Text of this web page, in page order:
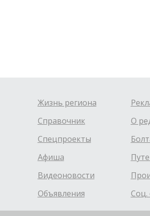
Жизнь региона
Справочник
Спецпроекты
Афиша
Видеоновости
Объявления
О
Соц.